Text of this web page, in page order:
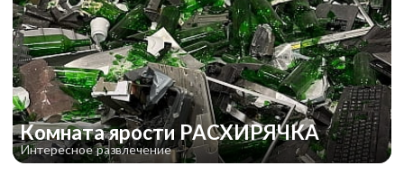
Комната ярости РАСХИРЯЧКА
Интересное развлечение